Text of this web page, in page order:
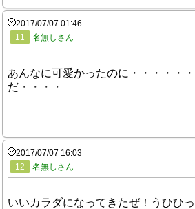
2017/07/07 01:46
11
名無しさん
あんなに可愛かったのに・・・・・
だ・・・・
2017/07/07 16:03
12
名無しさん
いいカラダになってきたぜ！うひひっ